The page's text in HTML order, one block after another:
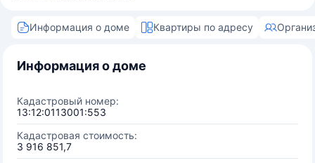
Информация о доме Квартиры по адресу
Информация о доме
Кадастровый номер:
13:12:0113001:553
Кадастровая стоимость:
3 916 851,7